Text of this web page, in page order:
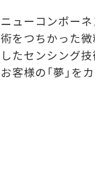
ニューコンポー
術をつちかった
したセンシング
お客様の「夢」を